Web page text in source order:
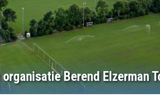
Berend Elzerman